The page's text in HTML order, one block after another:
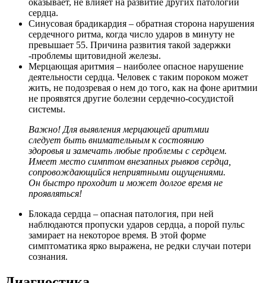
оказывает, не влияет на развитие других патологий
сердца.
Синусовая брадикардия – обратная сторона нарушения
сердечного ритма, когда число ударов в минуту не
превышает 55. Причина развития такой задержки
-проблемы щитовидной железы.
Мерцающая аритмия – наиболее опасное нарушение
деятельности сердца. Человек с таким пороком может
жить, не подозревая о нем до того, как на фоне аритмии
не проявятся другие болезни сердечно-сосудистой
системы.
Важно! Для выявления мерцающей аритмии
следует быть внимательным к состоянию
здоровья и замечать любые проблемы с сердцем.
Имеет место симптом внезапных рывков сердца,
сопровождающийся неприятными ощущениями.
Он быстро проходит и может долгое время не
проявляться!
Блокада сердца – опасная патология, при ней
наблюдаются пропуски ударов сердца, а порой пульс
замирает на некоторое время. В этой форме
симптоматика ярко выражена, не редки случаи потери
сознания.